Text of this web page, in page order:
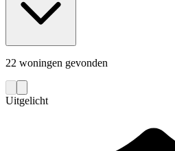
22 woningen gevonden
Uitgelicht